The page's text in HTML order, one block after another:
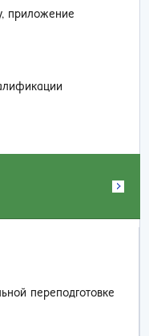
приложение
переподготовке